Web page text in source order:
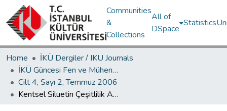
Communities
&
Collections
All of
DSpace
Statistics
Home
İKÜ Dergiler / IKU Journals
İKÜ Güncesi Fen ve Mühendislik Bilimleri / Journal of İstanbul Kültür University Science and Engineering
Cilt 4, Sayı 2, Temmuz 2006
Kentsel Siluetin Çeşitlilik Açısından Değerlendirilmesinde Entropi Yaklaşımı